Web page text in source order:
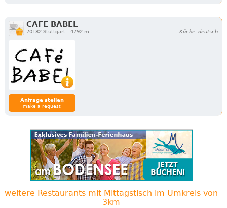
CAFE BABEL
70182 Stuttgart 4792 m Küche: deutsch
Anfrage stellen
make a request
weitere Restaurants mit Mittagstisch im Umkreis von
3km